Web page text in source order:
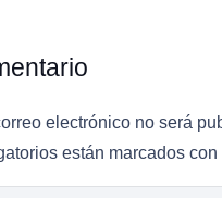
electrónico no será
están marcados con